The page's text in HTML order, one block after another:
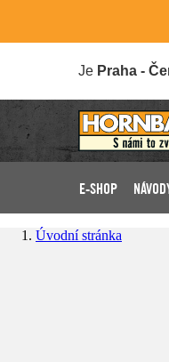
Je Praha -
E-SHOP
Úvodní stránka